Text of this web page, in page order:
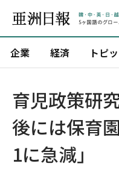
企業 経済 トピ
育児政策研
後には保育
1に急減」